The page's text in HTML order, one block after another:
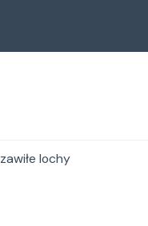
zawiłe lochy